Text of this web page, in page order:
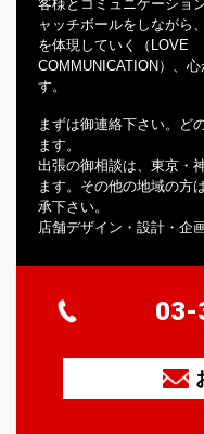
客様とコミュニケーショ
ャッチボールをしながら
を体現していく（LOVE
COMMUNICATION）、
す。
まずは御連絡下さい。ど
ます。
出張の御相談は、東京・
ます。その他の地域の方
承下さい。
店舗デザイン・設計・企
03-